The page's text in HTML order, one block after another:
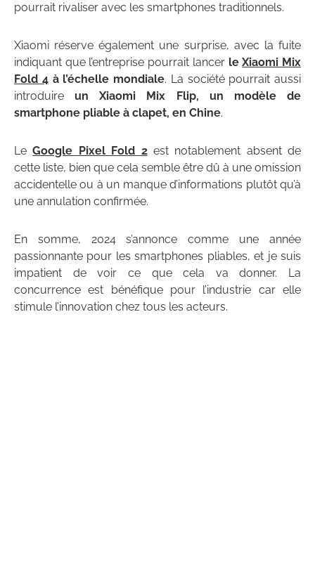
pourrait rivaliser avec les smartphones traditionnels.
Xiaomi réserve également une surprise, avec la fuite
indiquant que l’entreprise pourrait lancer leXiaomi Mix
Fold 4à l’échelle mondiale. La société pourrait aussi
introduire un Xiaomi Mix Flip, un modèle de
smartphone pliable à clapet, en Chine.
LeGoogle Pixel Fold 2est notablement absent de
cette liste, bien que cela semble être dû à une omission
accidentelle ou à un manque d’informations plutôt qu’à
une annulation confirmée.
En somme, 2024 s’annonce comme une année
passionnante pour les smartphones pliables, et je suis
impatient de voir ce que cela va donner. La
concurrence est bénéfique pour l’industrie car elle
stimule l’innovation chez tous les acteurs.